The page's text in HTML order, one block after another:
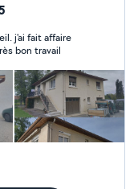
service, je suis
bientôt
j'ai fait affaire
bon travail